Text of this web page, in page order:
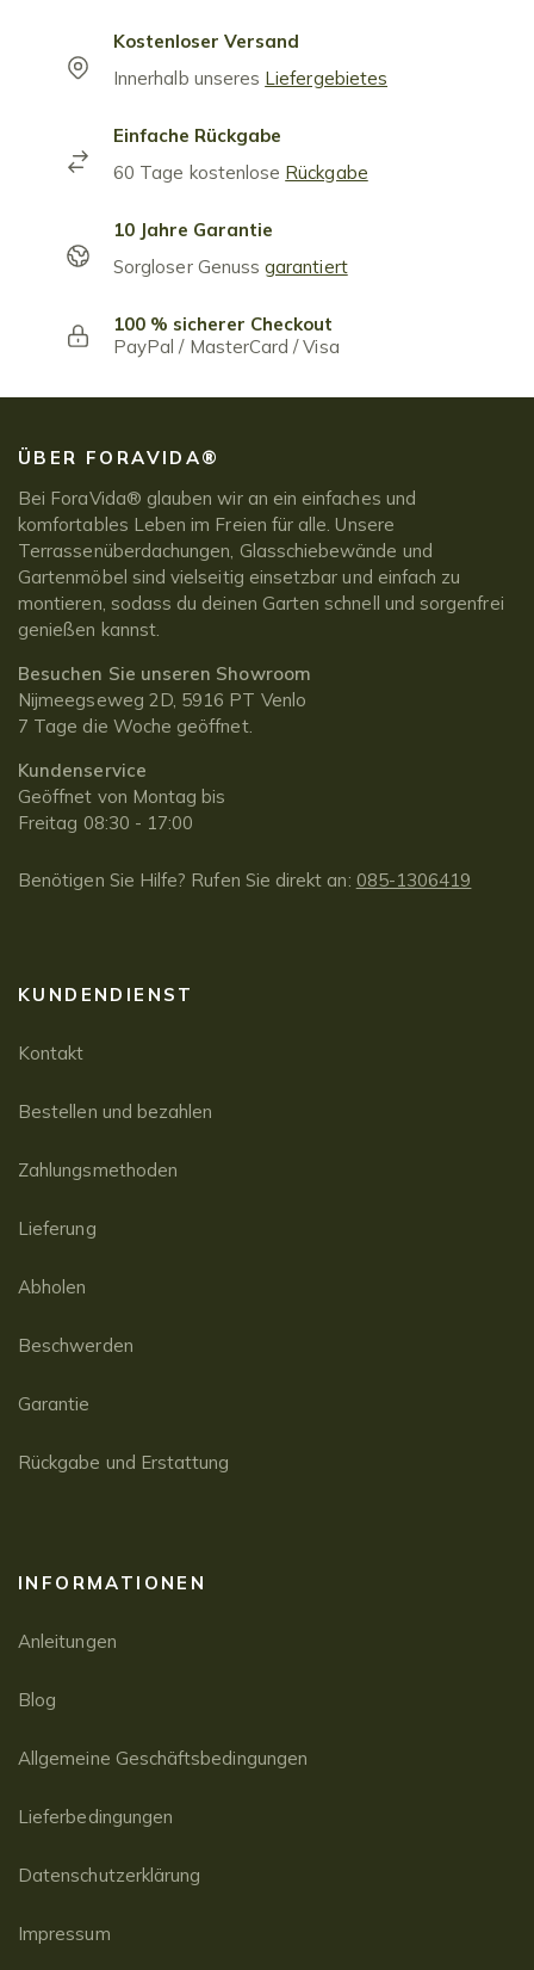
Kostenloser Versand
Innerhalb unseres Liefergebietes
Einfache Rückgabe
60 Tage kostenlose Rückgabe
10 Jahre Garantie
Sorgloser Genussgarantiert
100 % sicherer Checkout
PayPal / MasterCard / Visa
ÜBER FORAVIDA®
Bei ForaVida® glauben wir an ein einfaches und
komfortables Leben im Freien für alle. Unsere
Terrassenüberdachungen, Glasschiebewände und
Gartenmöbel sind vielseitig einsetzbar und einfach zu
montieren, sodass du deinen Garten schnell und sorgenfrei
genießen kannst.
Besuchen Sie unseren Showroom
Nijmeegseweg 2D, 5916 PT Venlo
7 Tage die Woche geöffnet.
Kundenservice
Geöffnet von Montag bis
Freitag 08:30 - 17:00
Benötigen Sie Hilfe? Rufen Sie direkt an: 085-1306419
KUNDENDIENST
Kontakt
Bestellen und bezahlen
Zahlungsmethoden
Lieferung
Abholen
Beschwerden
Garantie
Rückgabe und Erstattung
INFORMATIONEN
Anleitungen
Blog
Allgemeine Geschäftsbedingungen
Lieferbedingungen
Datenschutzerklärung
Impressum